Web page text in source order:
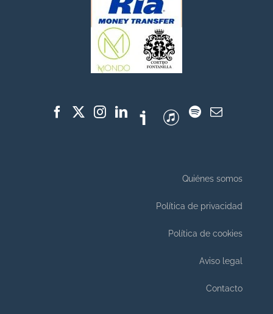
Quiénes somos
Política de privacidad
Política de cookies
Aviso legal
Contacto